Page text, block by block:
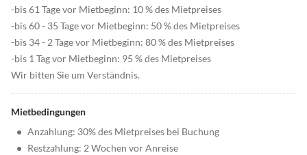
-bis 61 Tage vor Mietbeginn: 10 % des Mietpreises
-bis 60 - 35 Tage vor Mietbeginn: 50 % des Mietpreises
-bis 34 - 2 Tage vor Mietbeginn: 80 % des Mietpreises
-bis 1 Tag vor Mietbeginn: 95 % des Mietpreises
Wir bitten Sie um Verständnis.
Mietbedingungen
• Anzahlung: 30% des Mietpreises bei Buchung
• Restzahlung: 2 Wochen vor Anreise